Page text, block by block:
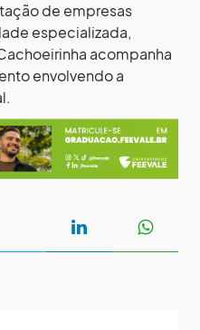
de empresas
especializada,
acompanha
envolvendo a